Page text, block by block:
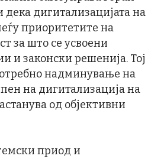
дигитализацијата на
приоритетите на
за што се усвоени
и законски решенија. Тој
надминување на
на дигитализација на
од објективни
приод и